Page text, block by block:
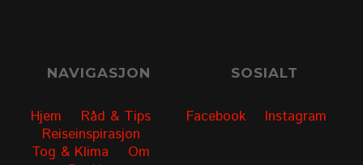
NAVIGASJON
Hjem
Råd & Tips
Reiseinspirasjon
Tog & Klima
Om
SOSIALT
Facebook Instagram